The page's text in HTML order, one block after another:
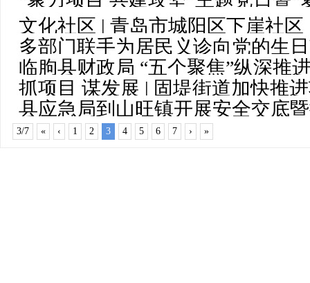
兴添活力——北岩社区
文化社区 | 青岛市城阳区下崖社
崖”文化社区品牌
多部门联手为居民义诊向党的生
临朐县财政局 “五个聚焦”纵深推
抓项目 谋发展 | 固堤街道加快推
蓄新动能
县应急局到山旺镇开展安全交底
力座谈会
3/7 « ‹ 1 2 3 4 5 6 7 › »